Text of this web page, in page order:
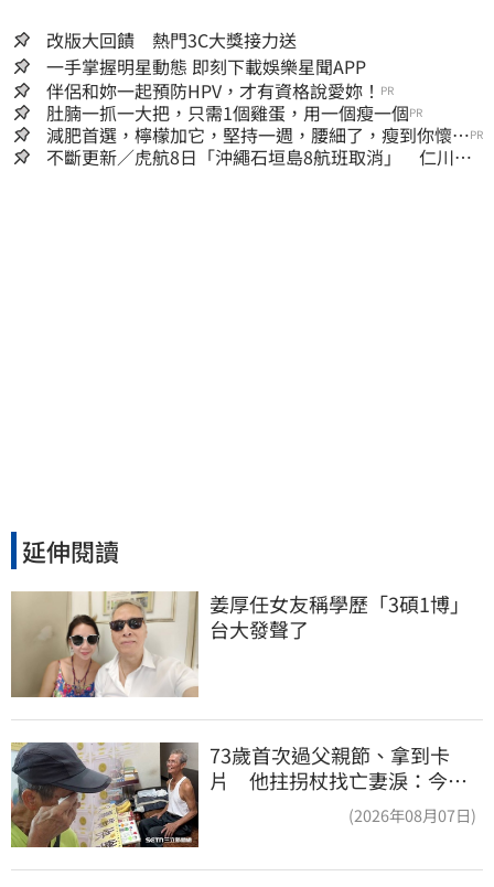
改版大回饋 熱門3C大獎接力送
一手掌握明星動態 即刻下載娛樂星聞APP
伴侶和妳一起預防HPV，才有資格說愛妳！ PR
肚腩一抓一大把，只需1個雞蛋，用一個瘦一個PR
減肥首選，檸檬加它，堅持一週，腰細了，瘦到你懷疑
人生
PR
不斷更新／虎航8日「沖繩石垣島8航班取消」 仁川返
延伸閱讀
姜厚任女友稱學歷「3碩1博」
台大發聲了
73歲首次過父親節、拿到卡
片 他拄拐杖找亡妻淚：今天
好多人來幫我慶祝(2026年08月07日)